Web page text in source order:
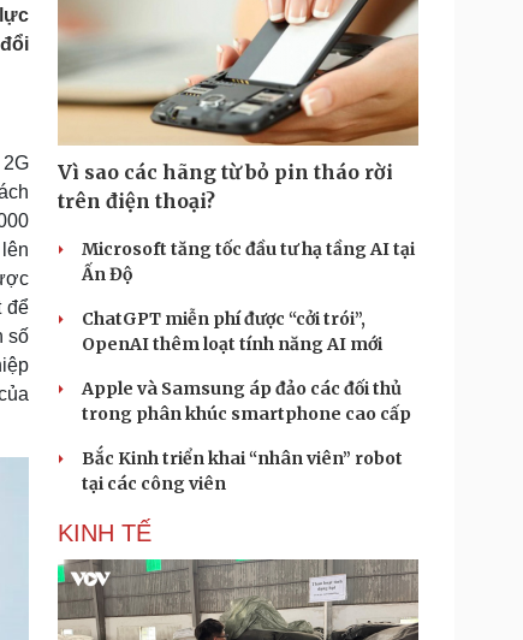
nghiệp
tin doanh nghiệp
nghiệp 24h
nhân
cộng đồng
Công nghệ
Sành điệu
Tin Công nghệ
Trải nghiệm
Chuyển đổi số
Tour
in
Podcast
Đọc truyện đêm khuya
Hạt giống tâm hồn
để
số
Vì sao các hãng từ bỏ pin tháo rời
trên điện thoại?
Microsoft tăng tốc đầu tư hạ tầng AI tại
Ấn Độ
ChatGPT miễn phí được “cởi trói”,
OpenAI thêm loạt tính năng AI mới
Apple và Samsung áp đảo các đối thủ
trong phân khúc smartphone cao cấp
Bắc Kinh triển khai “nhân viên” robot
tại các công viên
KINH TẾ